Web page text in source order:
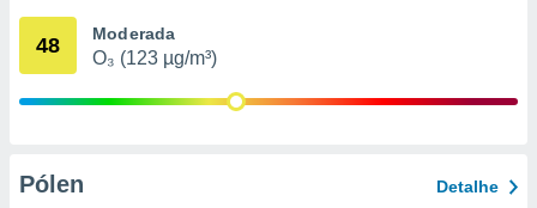
através
48 Moderada
O₃ (123 µg/m³)
Pólen Detalhe